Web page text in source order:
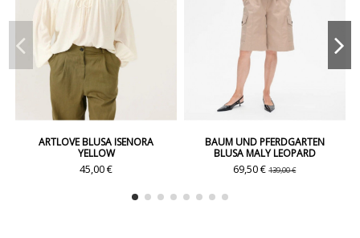
ARTLOVE BLUSA ISENORA
YELLOW
45,00 €
BAUM UND PFERDGARTEN
BLUSA MALY LEOPARD
69,50 €139,00 €